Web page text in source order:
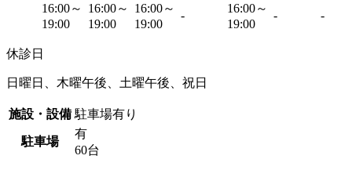
16:00～
19:00
16:00～
19:00
16:00～
19:00
-
16:00～
19:00
- -
休診日
日曜日、木曜午後、土曜午後、祝日
施設・設備 駐車場有り
駐車場
有
60台